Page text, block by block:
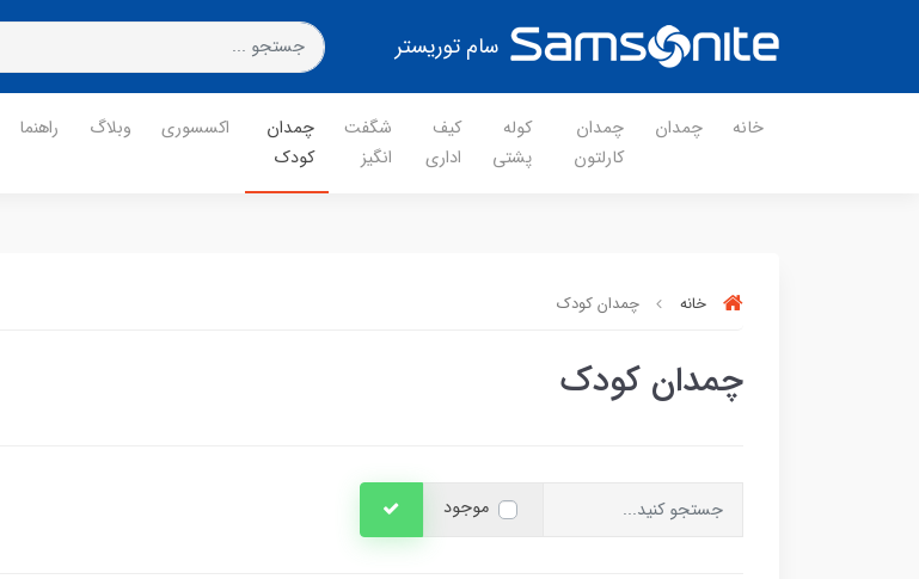
سام توریستر
خانه چمدان
چمدان
کارلتون
کوله
پشتی
کیف
اداری
شگفت
انگیز
چمدان
کودک
اکسسوری وبلاگ راهنما
خانه چمدان کودک
چمدان کودک
موجود